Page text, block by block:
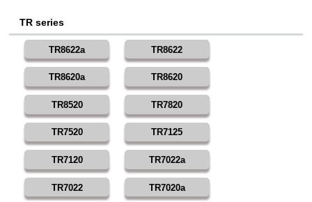
TR series
TR8622a TR8622
TR8620a TR8620
TR8520 TR7820
TR7520 TR7125
TR7120 TR7022a
TR7022 TR7020a